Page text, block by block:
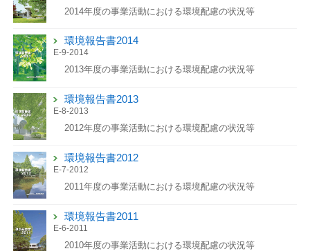
2014年度の事業活動における環境配慮の状況等
環境報告書2014
E-9-2014
2013年度の事業活動における環境配慮の状況等
環境報告書2013
E-8-2013
2012年度の事業活動における環境配慮の状況等
環境報告書2012
E-7-2012
2011年度の事業活動における環境配慮の状況等
環境報告書2011
E-6-2011
2010年度の事業活動における環境配慮の状況等